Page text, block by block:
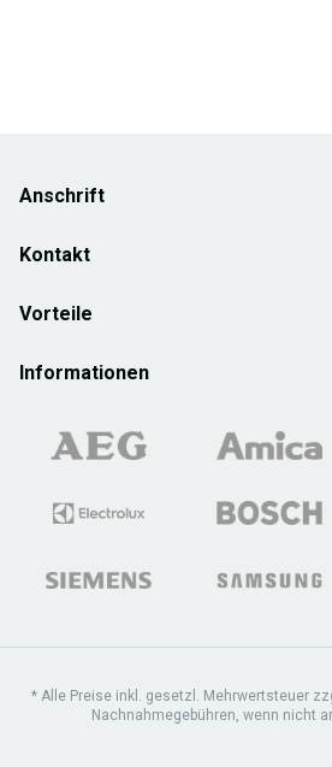
Anschrift
Kontakt
Vorteile
Informationen
* Alle Preise inkl. gesetzl. Mehrwertsteuer
Nachnahmegebühren, wenn nicht